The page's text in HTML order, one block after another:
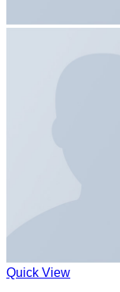
Quick View